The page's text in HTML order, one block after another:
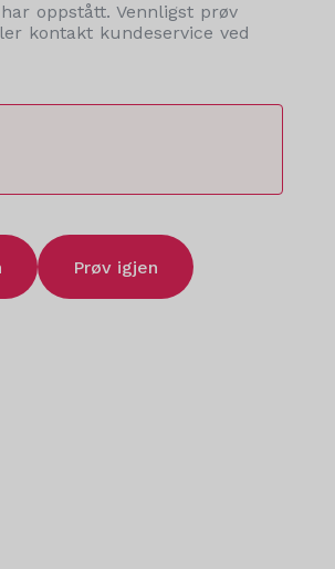
oppstått. Vennligst prøv
kontakt kundeservice ved
Prøv igjen